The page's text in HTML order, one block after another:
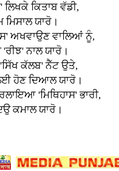
ਕਿਤਾਬ ਵੱਡੀ,
ਮਿਸਾਲ ਯਾਰੋ।
ਅਖਵਾਉਣ ਵਾਲਿਆਂ ਨੂੰ,
'ਰੀਝ' ਨਾਲ ਯਾਰੋ।
ਕੱਲਬ' ਨੈੱਟ ਉਤੇ,
ਹੋਣ ਦਿਆਲ ਯਾਰੋ।
'ਮਿਥਿਹਾਸ' ਭਾਰੀ,
ਕਮਾਲ ਯਾਰੋ।